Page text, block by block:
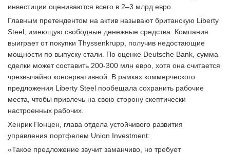
инвестиции оцениваются всего в 2–3 млрд евро.
Главным претендентом на актив называют британскую Liberty
Steel, имеющую свободные денежные средства. Компания
выиграет от покупки Thyssenkrupp, получив недостающие
мощности по выпуску стали. По оценке Deutsche Bank, сумма
сделки может составить 200-300 млн евро, хотя она считается
чрезвычайно консервативной. В рамках коммерческого
предложения Liberty Steel пообещала сохранить рабочие
места, чтобы привлечь на свою сторону скептически
настроенных рабочих.
Хенрик Понцен, глава отдела устойчивого развития
управления портфелем Union Investment:
«Такое предложение звучит заманчиво, но требует